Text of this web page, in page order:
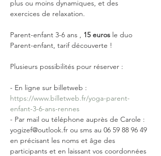
plus ou moins dynamiques, et des
Parent-enfant 3-6 ans , 15 euros le duo
- En ligne sur billetweb :
https://www.billetweb.fr/yoga-parent-
enfant-3-6-ans-rennes
- Par mail ou téléphone auprès de Carole :
yogizef@outlook.fr ou sms au 06 59 88 96 49
en précisant les noms et âge des
participants et en laissant vos coordonnées